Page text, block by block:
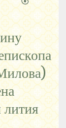
лития